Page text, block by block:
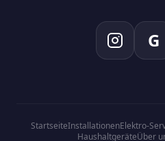
G
StartseiteInstallationenElektro-
HaushaltgeräteÜber